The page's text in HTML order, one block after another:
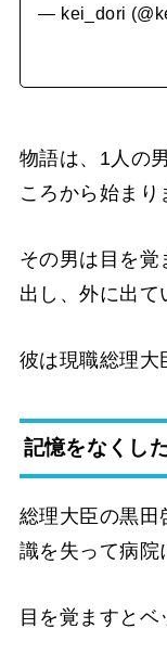
— kei_dori
物語は、1人の
ころから始まり
その男は目を覚
出し、外に出て
彼は現職総理大
記憶をなくし
総理大臣の黒田
識を失って病院
目を覚ますとベ